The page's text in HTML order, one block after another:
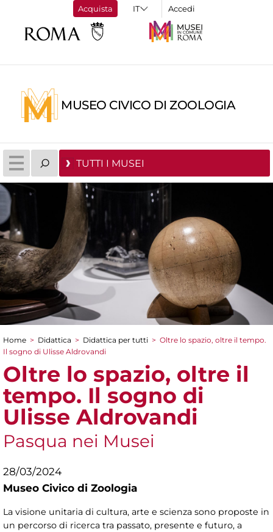
Acquista Accedi
MUSEO CIVICO DI ZOOLOGIA
TUTTI I MUSEI
Tu sei qui
Home > Didattica > Didattica per tutti > Oltre lo spazio, oltre il tempo.
Il sogno di Ulisse Aldrovandi
Oltre lo spazio, oltre il
tempo. Il sogno di
Ulisse Aldrovandi
Pasqua nei Musei
28/03/2024
Museo Civico di Zoologia
La visione unitaria di cultura, arte e scienza sono proposte in
un percorso di ricerca tra passato, presente e futuro, a